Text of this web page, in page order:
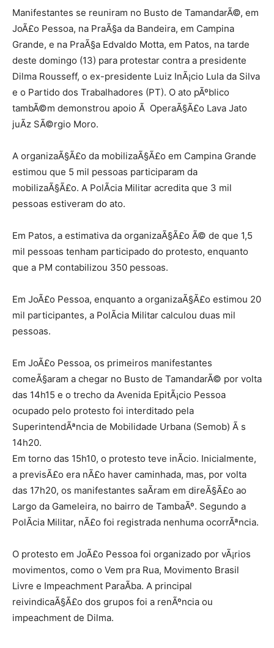
Manifestantes se reuniram no Busto de TamandarÃ©, em
JoÃ£o Pessoa, na PraÃ§a da Bandeira, em Campina
Grande, e na PraÃ§a Edvaldo Motta, em Patos, na tarde
deste domingo (13) para protestar contra a presidente
Dilma Rousseff, o ex-presidente Luiz InÃ¡cio Lula da Silva
e o Partido dos Trabalhadores (PT). O ato pÃºblico
tambÃ©m demonstrou apoio Ã OperaÃ§Ã£o Lava Jato
juÃ­z SÃ©rgio Moro.
A organizaÃ§Ã£o da mobilizaÃ§Ã£o em Campina Grande
estimou que 5 mil pessoas participaram da
mobilizaÃ§Ã£o. A PolÃ­cia Militar acredita que 3 mil
pessoas estiveram do ato.
Em Patos, a estimativa da organizaÃ§Ã£o Ã© de que 1,5
mil pessoas tenham participado do protesto, enquanto
que a PM contabilizou 350 pessoas.
Em JoÃ£o Pessoa, enquanto a organizaÃ§Ã£o estimou 20
mil participantes, a PolÃ­cia Militar calculou duas mil
pessoas.
Em JoÃ£o Pessoa, os primeiros manifestantes
comeÃ§aram a chegar no Busto de TamandarÃ© por volta
das 14h15 e o trecho da Avenida EpitÃ¡cio Pessoa
ocupado pelo protesto foi interditado pela
SuperintendÃªncia de Mobilidade Urbana (Semob) Ã s
14h20.
Em torno das 15h10, o protesto teve inÃ­cio. Inicialmente,
a previsÃ£o era nÃ£o haver caminhada, mas, por volta
das 17h20, os manifestantes saÃ­ram em direÃ§Ã£o ao
Largo da Gameleira, no bairro de TambaÃº. Segundo a
PolÃ­cia Militar, nÃ£o foi registrada nenhuma ocorrÃªncia.
O protesto em JoÃ£o Pessoa foi organizado por vÃ¡rios
movimentos, como o Vem pra Rua, Movimento Brasil
Livre e Impeachment ParaÃ­ba. A principal
reivindicaÃ§Ã£o dos grupos foi a renÃºncia ou
impeachment de Dilma.